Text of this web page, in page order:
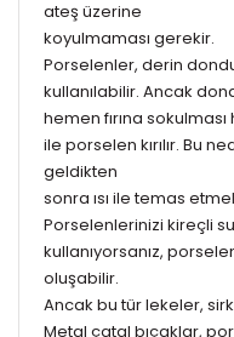
ateş üzerine
koyulmaması gerekir.
Porselenler, derin
kullanılabilir. Ancak
hemen fırına
ile porselen kırılır. Bu
geldikten
sonra ısı ile temas
Porselenlerinizi kireçli
kullanıyorsanız,
oluşabilir.
Ancak bu tür lekeler,
Metal çatal bıçaklar,